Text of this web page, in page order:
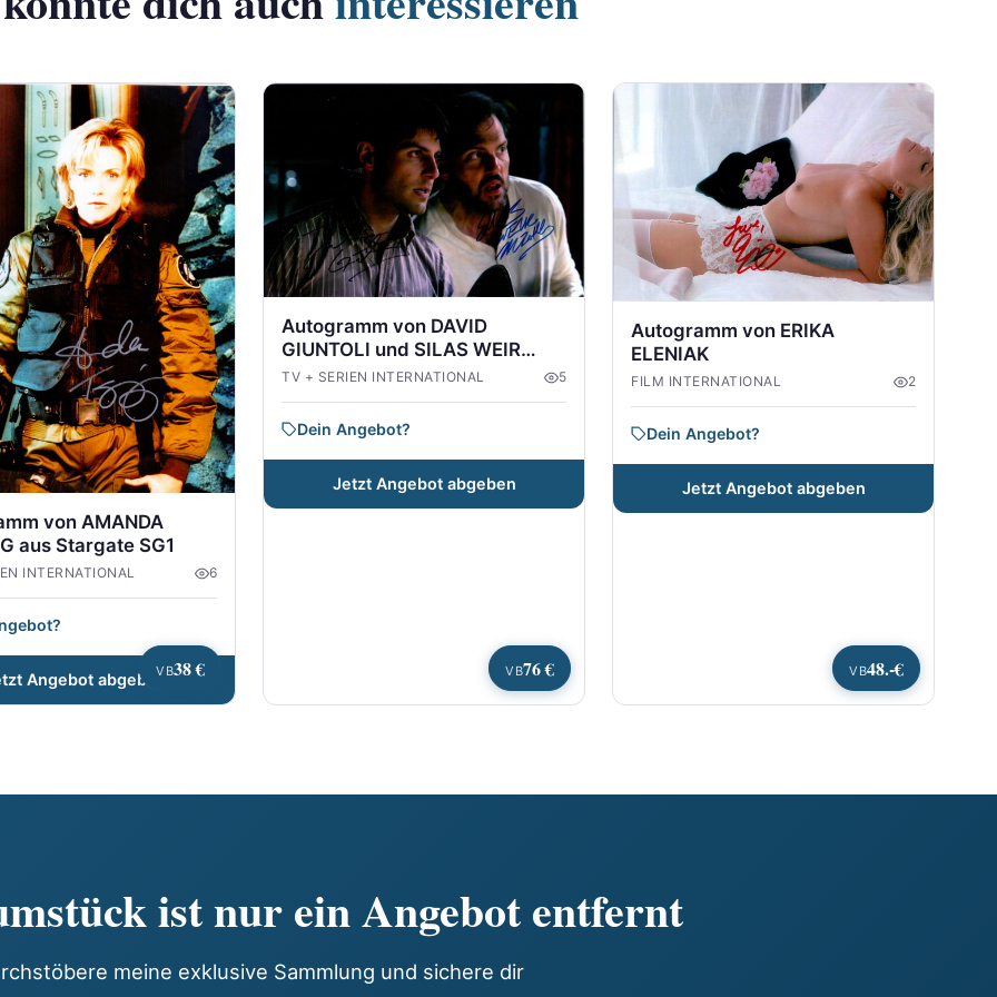
VB38 €
von AMANDA
aus Stargate SG1
INTERNATIONAL 6
Angebot abgeben VB76 €
Autogramm von DAVID
GIUNTOLI und SILAS WEIR
MITCHELL aus GRIMM
TV + SERIEN INTERNATIONAL 5
Dein Angebot?
Jetzt Angebot abgeben
VB48.-€
Autogramm von ERIKA
ELENIAK
FILM INTERNATIONAL 2
Dein Angebot?
Jetzt Angebot abgeben
ist nur ein Angebot entfernt
meine exklusive Sammlung und sichere dir